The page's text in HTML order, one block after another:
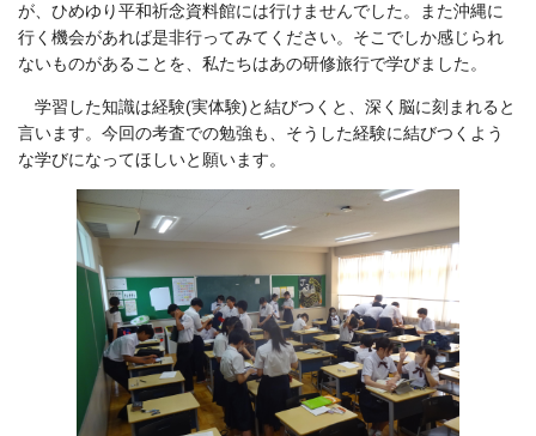
が、ひめゆり平和祈念資料館には行けませんでした。また沖縄に
行く機会があれば是非行ってみてください。そこでしか感じられ
ないものがあることを、私たちはあの研修旅行で学びました。
学習した知識は経験(実体験)と結びつくと、深く脳に刻まれると
言います。今回の考査での勉強も、そうした経験に結びつくよう
な学びになってほしいと願います。